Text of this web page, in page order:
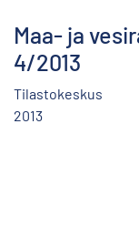
Maa- ja
4/2013
Tilastokeskus
2013